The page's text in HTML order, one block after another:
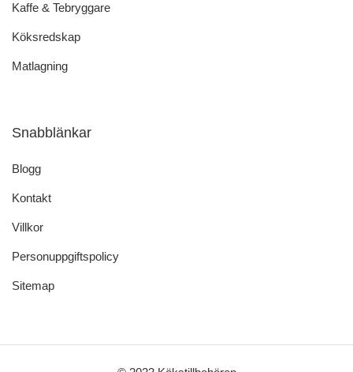
Kaffe & Tebryggare
Köksredskap
Matlagning
Snabblänkar
Blogg
Kontakt
Villkor
Personuppgiftspolicy
Sitemap